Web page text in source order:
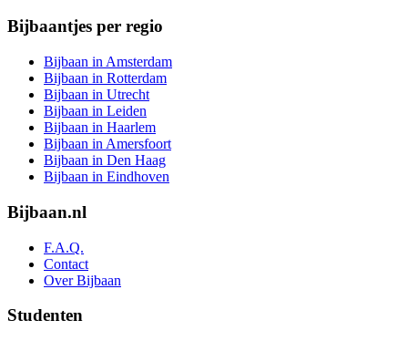
Bijbaantjes per regio
Bijbaan in Amsterdam
Bijbaan in Rotterdam
Bijbaan in Utrecht
Bijbaan in Leiden
Bijbaan in Haarlem
Bijbaan in Amersfoort
Bijbaan in Den Haag
Bijbaan in Eindhoven
Bijbaan.nl
F.A.Q.
Contact
Over Bijbaan
Studenten